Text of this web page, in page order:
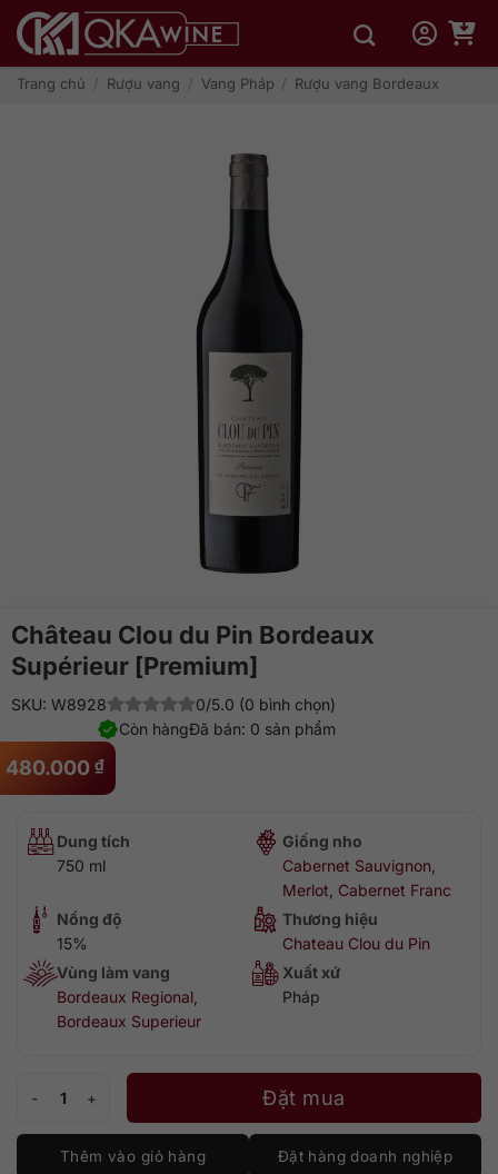
qua
dungTrang chủ / Rượu vang / Vang Pháp / Rượu vang Bordeaux
Château Clou du Pin Bordeaux
Supérieur [Premium]
480.000 ₫
SKU: W8928
0/5.0 (0 bình chọn)
Đã bán: 0 sản phẩm
Còn hàng
Dung tích
750 ml
Giống nho
Cabernet Sauvignon
Merlot Cabernet Franc
Nồng độ
15%
Thương hiệu
Chateau Clou du Pin
Vùng làm vang
Bordeaux Regional
Bordeaux Superieur
Xuất xứ
Pháp
Château Clou du Pin Bordeaux Supérieur [Premium] số lượng
Đặt mua
Thêm vào giỏ hàng Đặt hàng doanh nghiệp